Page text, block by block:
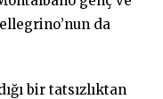
da
bir tatsızlıktan